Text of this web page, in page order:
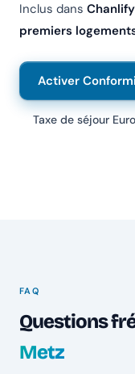
Inclus dans
premiers
Activer
Taxe de séjour
FAQ
Questions
Metz